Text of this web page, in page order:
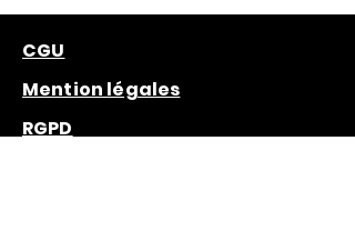
CGU
Mention légales
RGPD